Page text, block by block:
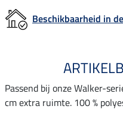
Beschikbaarheid in
Passend bij onze Walker-
cm extra ruimte. 100 %